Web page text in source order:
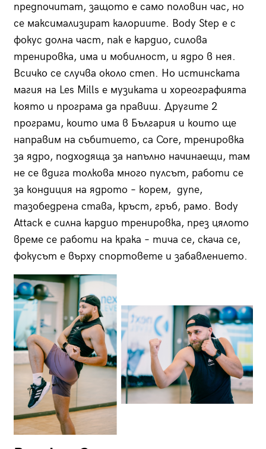
предпочитат, защото е само половин час, но
се максимализират калориите. Body Step е с
фокус долна част, пак е кардио, силова
тренировка, има и мобилност, и ядро в нея.
Всичко се случва около степ. Но истинската
магия на Les Mills е музиката и хореографията
която и програма да правиш. Другите 2
програми, които има в България и които ще
направим на събитието, са Core, тренировка
за ядро, подходяща за напълно начинаещи, там
не се вдига толкова много пулсът, работи се
за кондиция на ядрото – корем, дупе,
тазобедрена става, кръст, гръб, рамо. Body
Attack е силна кардио тренировка, през цялото
време се работи на крака – тича се, скача се,
фокусът е върху спортовете и забавлението.